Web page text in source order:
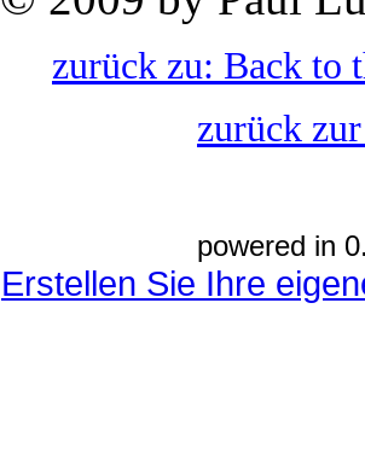
zurück zu: Back to
zurück
powered in
Erstellen Sie Ihre